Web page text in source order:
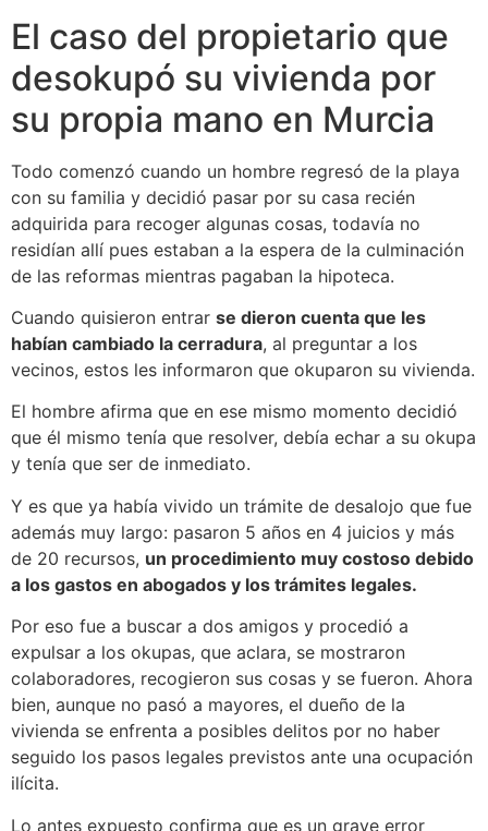
El caso del propietario que
desokupó su vivienda por
su propia mano en Murcia
Todo comenzó cuando un hombre regresó de la playa
con su familia y decidió pasar por su casa recién
adquirida para recoger algunas cosas, todavía no
residían allí pues estaban a la espera de la culminación
de las reformas mientras pagaban la hipoteca.
Cuando quisieron entrar se dieron cuenta que les
habían cambiado la cerradura, al preguntar a los
vecinos, estos les informaron que okuparon su vivienda.
El hombre afirma que en ese mismo momento decidió
que él mismo tenía que resolver, debía echar a su okupa
y tenía que ser de inmediato.
Y es que ya había vivido un trámite de desalojo que fue
además muy largo: pasaron 5 años en 4 juicios y más
de 20 recursos, un procedimiento muy costoso debido
a los gastos en abogados y los trámites legales.
Por eso fue a buscar a dos amigos y procedió a
expulsar a los okupas, que aclara, se mostraron
colaboradores, recogieron sus cosas y se fueron. Ahora
bien, aunque no pasó a mayores, el dueño de la
vivienda se enfrenta a posibles delitos por no haber
seguido los pasos legales previstos ante una ocupación
ilícita.
Lo antes expuesto confirma que es un grave error